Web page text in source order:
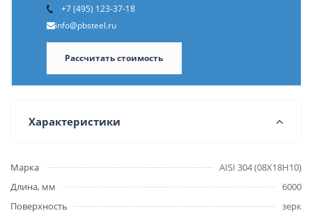
+7 (495) 123-37-18
info@pbsteel.ru
Рассчитать стоимость
Характеристики
Марка
AISI 304 (08Х18Н10)
Длина, мм
6000
Поверхность
зерк